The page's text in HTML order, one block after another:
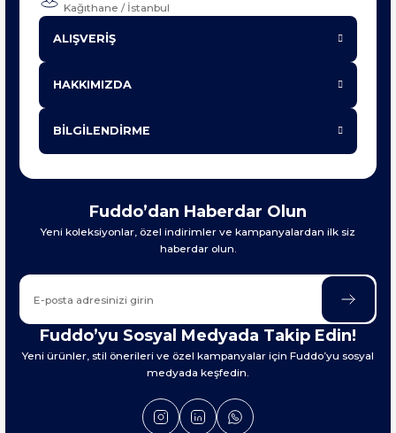
Kağıthane / İstanbul
ALIŞVERİŞ
HAKKIMIZDA
BİLGİLENDİRME
Fuddo’dan Haberdar Olun
Yeni koleksiyonlar, özel indirimler ve kampanyalardan ilk siz
haberdar olun.
Fuddo’yu Sosyal Medyada Takip Edin!
Yeni ürünler, stil önerileri ve özel kampanyalar için Fuddo’yu sosyal
medyada keşfedin.